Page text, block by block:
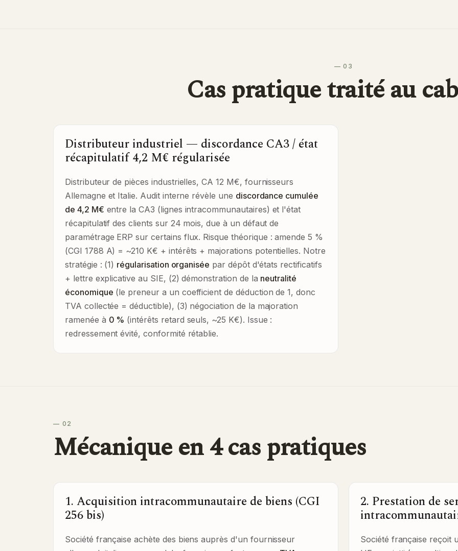
— 03
Cas pratique traité au
Distributeur industriel — discordance CA3 / état
récapitulatif 4,2 M€ régularisée
Distributeur de pièces industrielles, CA 12 M€, fournisseurs
Allemagne et Italie. Audit interne révèle une discordance cumulée
de 4,2 M€ entre la CA3 (lignes intracommunautaires) et l'état
récapitulatif des clients sur 24 mois, due à un défaut de
paramétrage ERP sur certains flux. Risque théorique : amende 5 %
(CGI 1788 A) = ~210 K€ + intérêts + majorations potentielles. Notre
stratégie : (1) régularisation organisée par dépôt d'états rectificatifs
+ lettre explicative au SIE, (2) démonstration de la neutralité
économique (le preneur a un coefficient de déduction de 1, donc
TVA collectée = déductible), (3) négociation de la majoration
ramenée à 0 % (intérêts retard seuls, ~25 K€). Issue :
redressement évité, conformité rétablie.
— 02
Mécanique en 4 cas pratiques
1. Acquisition intracommunautaire de biens (CGI
256 bis)
Société française achète des biens auprès d'un fournisseur
2. Prestation de
Société française reçoit